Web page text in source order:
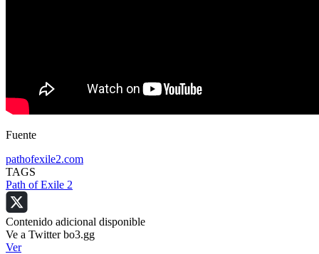
Fuente
pathofexile2.com
TAGS
Path of Exile 2
Contenido adicional disponible
Ve a Twitter bo3.gg
Ver